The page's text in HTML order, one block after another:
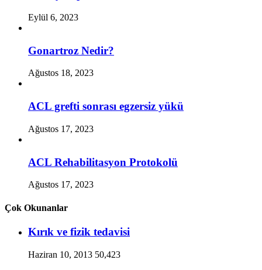
Eylül 6, 2023
Gonartroz Nedir?
Ağustos 18, 2023
ACL grefti sonrası egzersiz yükü
Ağustos 17, 2023
ACL Rehabilitasyon Protokolü
Ağustos 17, 2023
Çok Okunanlar
Kırık ve fizik tedavisi
Haziran 10, 2013 50,423